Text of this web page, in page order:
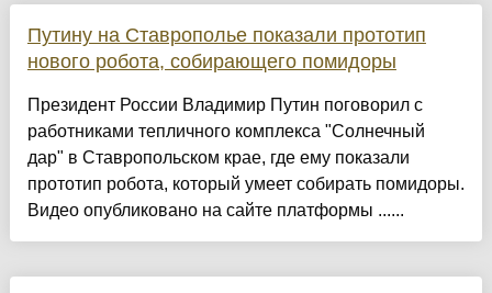
Путину на Ставрополье показали прототип
нового робота, собирающего помидоры
Президент России Владимир Путин поговорил с
работниками тепличного комплекса "Солнечный
дар" в Ставропольском крае, где ему показали
прототип робота, который умеет собирать помидоры.
Видео опубликовано на сайте платформы ......